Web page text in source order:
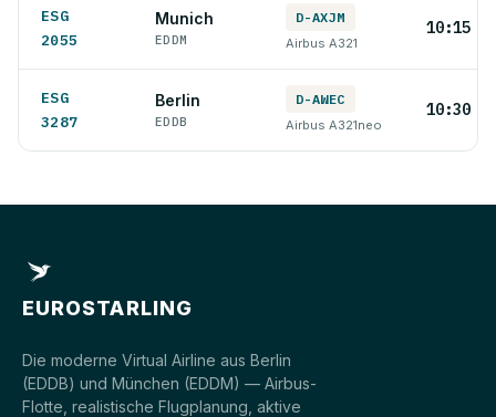
ESG
2055
Munich
EDDM
D-AXJM
Airbus A321
10:15 LT
ESG
3287
Berlin
EDDB
D-AWEC
Airbus A321neo
10:30 LT
EUROSTARLING
Die moderne Virtual Airline aus Berlin
(EDDB) und München (EDDM) — Airbus-
Flotte, realistische Flugplanung, aktive